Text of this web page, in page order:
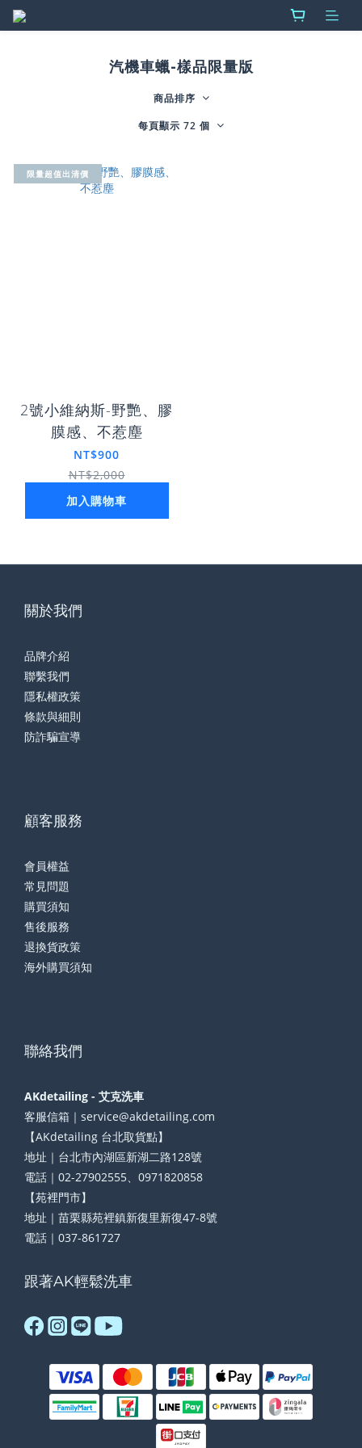
汽機車蠟-樣品限量版
商品排序
每頁顯示 72 個
限量超值出清價
2號小維納斯-野艷、膠
膜感、不惹塵
NT$900
NT$2,000
加入購物車
關於我們
品牌介紹
聯繫我們
隱私權政策
條款與細則
防詐騙宣導
顧客服務
會員權益
常見問題
購買須知
售後服務
退換貨政策
海外購買須知
聯絡我們
AKdetailing - 艾克洗車
客服信箱｜service@akdetailing.com
【AKdetailing 台北取貨點】
地址｜台北市內湖區新湖二路128號
電話｜02-27902555、0971820858
【苑裡門市】
地址｜苗栗縣苑裡鎮新復里新復47-8號
電話｜037-861727
跟著AK輕鬆洗車